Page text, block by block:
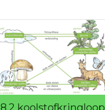
8.2 koolstofkringloop